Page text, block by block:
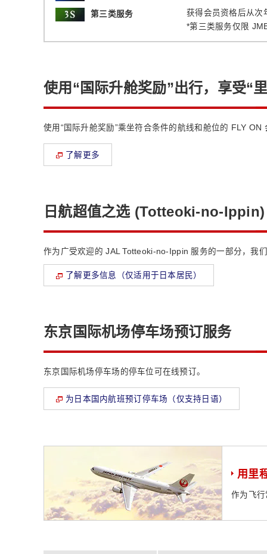
第三类服务
获得会员资格后从次
*第三类服务仅限
使用“国际升舱奖励”出行，享受“
使用“国际升舱奖励”乘坐符合条件的航线和舱位的 FLY
了解更多
日航超值之选 (Totteoki-no-
作为广受欢迎的 JAL Totteoki-no-Ippin 服务的一部分，我
了解更多信息（仅适用于日本居民）
东京国际机场停车场预订服务
东京国际机场停车场的停车位可在线预订。
为日本国内航班预订停车场（仅支持日语）
用里
作为飞